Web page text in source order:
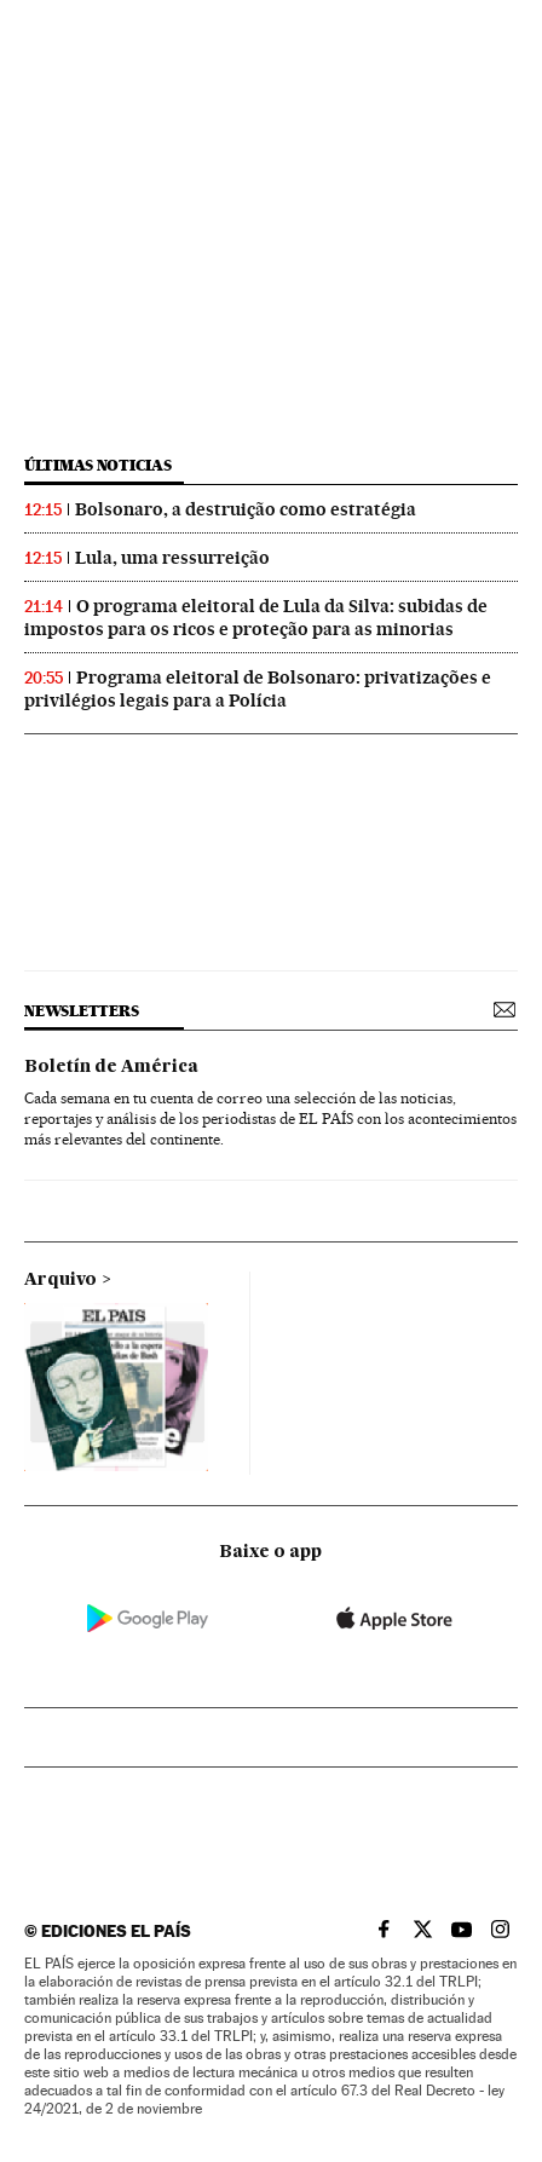
ÚLTIMAS NOTICIAS
12:15 Bolsonaro, a destruição como estratégia
12:15 Lula, uma ressurreição
21:14
O programa eleitoral de Lula da Silva: subidas de
impostos para os ricos e proteção para as minorias
20:55
Programa eleitoral de Bolsonaro: privatizações e
privilégios legais para a Polícia
NEWSLETTERS
Boletín de América
Cada semana en tu cuenta de correo una selección de las noticias,
reportajes y análisis de los periodistas de EL PAÍS con los acontecimientos
más relevantes del continente.
Arquivo
Baixe o app
©EDICIONES EL PAÍS EL PAÍS BRASIL EN
EL PAÍSEL PAÍS
EL
EL PAÍS ejerce la oposición expresa frente al uso de sus obras y prestaciones en
la elaboración de revistas de prensa prevista en el artículo 32.1 del TRLPI;
también realiza la reserva expresa frente a la reproducción, distribución y
comunicación pública de sus trabajos y artículos sobre temas de actualidad
prevista en el artículo 33.1 del TRLPI; y, asimismo, realiza una reserva expresa
de las reproducciones y usos de las obras y otras prestaciones accesibles desde
este sitio web a medios de lectura mecánica u otros medios que resulten
adecuados a tal fin de conformidad con el artículo 67.3 del Real Decreto - ley
24/2021, de 2 de noviembre